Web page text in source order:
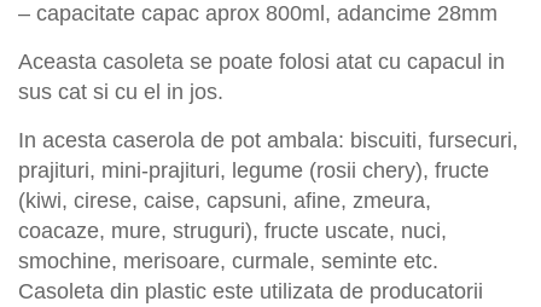
– capacitate capac aprox 800ml, adancime 28mm
Aceasta casoleta se poate folosi atat cu capacul in
sus cat si cu el in jos.
In acesta caserola de pot ambala: biscuiti, fursecuri,
prajituri, mini-prajituri, legume (rosii chery), fructe
(kiwi, cirese, caise, capsuni, afine, zmeura,
coacaze, mure, struguri), fructe uscate, nuci,
smochine, merisoare, curmale, seminte etc.
Casoleta din plastic este utilizata de producatorii